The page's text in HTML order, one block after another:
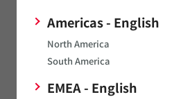
Americas - English
North America
South America
EMEA - English
SimSurfing
ムラタ製品の特性表示や特性データの